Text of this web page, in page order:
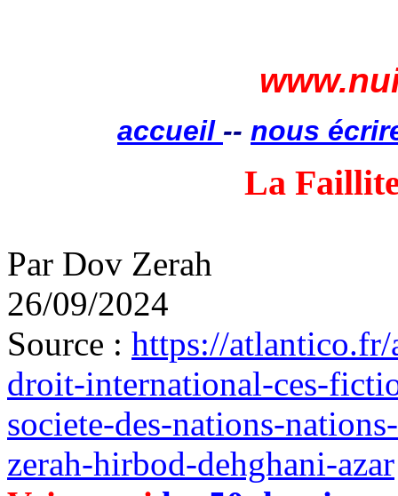
accueil -- nous
La
Par Dov Zerah
26/09/2024
Source : https://
droit-international-ces-
societe-des-nations-
zerah-hirbod-dehghani-azar